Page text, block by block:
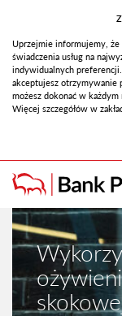
Uprzejmie informujemy,
świadczenia usług na
indywidualnych
akceptujesz otrzymywanie
możesz dokonać w
Więcej szczegółów w